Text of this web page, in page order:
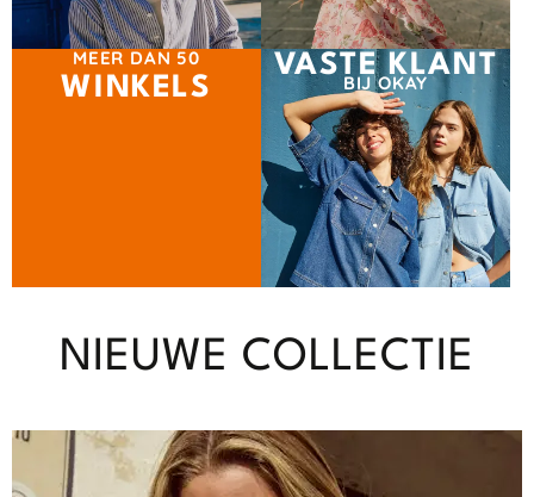
MEER DAN 50
WINKELS
VASTE KLANT
BIJ OKAY
NIEUWE COLLECTIE